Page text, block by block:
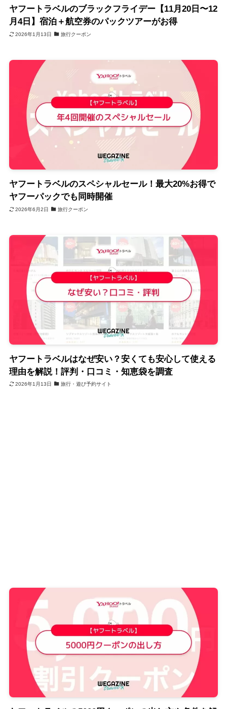
ヤフートラベルのブラックフライデー【11月20日〜12
月4日】宿泊＋航空券のパックツアーがお得
2026年1月13日 旅行クーポン
ヤフートラベルのスペシャルセール！最大20%お得で
ヤフーパックでも同時開催
2026年6月2日 旅行クーポン
ヤフートラベルはなぜ安い？安くても安心して使える
理由を解説！評判・口コミ・知恵袋を調査
2026年1月13日 旅行・遊び予約サイト